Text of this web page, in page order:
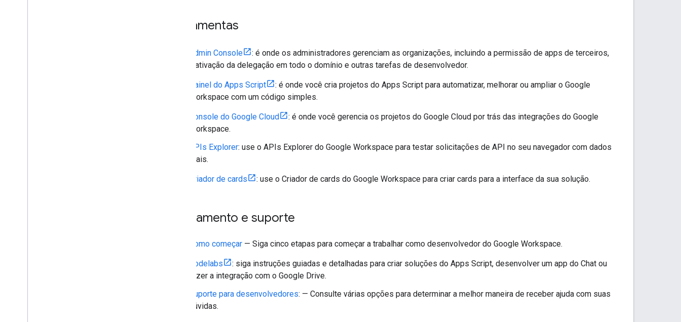
Ferramentas
Admin Console
: é onde os administradores gerenciam as organizações, incluindo a permissão de apps de terceiros,
a ativação da delegação em todo o domínio e outras tarefas de desenvolvedor.
Painel do Apps Script
: é onde você cria projetos do Apps Script para automatizar, melhorar ou ampliar o Google
Workspace com um código simples.
Console do Google Cloud
: é onde você gerencia os projetos do Google Cloud por trás das integrações do Google
Workspace.
APIs Explorer: use o APIs Explorer do Google Workspace para testar solicitações de API no seu navegador com dados
reais.
Criador de cards : use o Criador de cards do Google Workspace para criar cards para a interface da sua solução.
Treinamento e suporte
Como começar — Siga cinco etapas para começar a trabalhar como desenvolvedor do Google Workspace.
Codelabs
: siga instruções guiadas e detalhadas para criar soluções do Apps Script, desenvolver um app do Chat ou
fazer a integração com o Google Drive.
Suporte para desenvolvedores: — Consulte várias opções para determinar a melhor maneira de receber ajuda com suas
dúvidas.